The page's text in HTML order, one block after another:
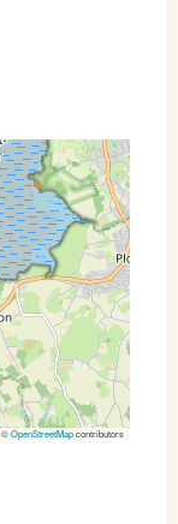
©OpenStreetMapcontributors